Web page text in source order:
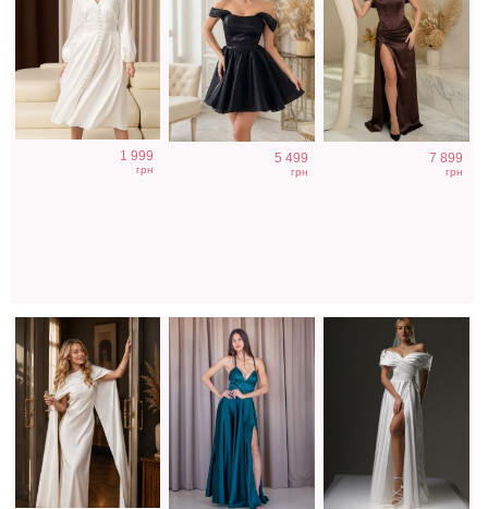
1 999
грн
5 499
грн
7 899
грн
Вечернее платье
молочного цвета
Нарядное
атласное платье
изумрудного
Длинное
свадебное белое